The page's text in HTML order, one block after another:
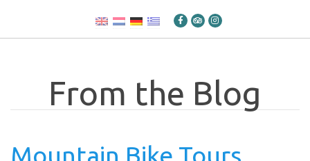
From the Blog
Mountain Bike Tours